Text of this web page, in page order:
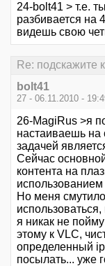
24-bolt41 > т.е.
разбивается на
видешь свою
Re: подскажите
bolt41
27 - 06.11.2010 -
26-MagiRus >я
настаиваешь на
задачей
Сейчас
контента на
использованием
Но меня
я никак не
этому к VLC,
определенный
посылать... уже